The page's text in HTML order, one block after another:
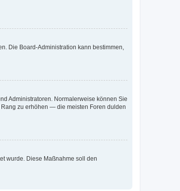
Die Board-Administration kann bestimmen,
Administratoren. Normalerweise können Sie
zu erhöhen — die meisten Foren dulden
wurde. Diese Maßnahme soll den